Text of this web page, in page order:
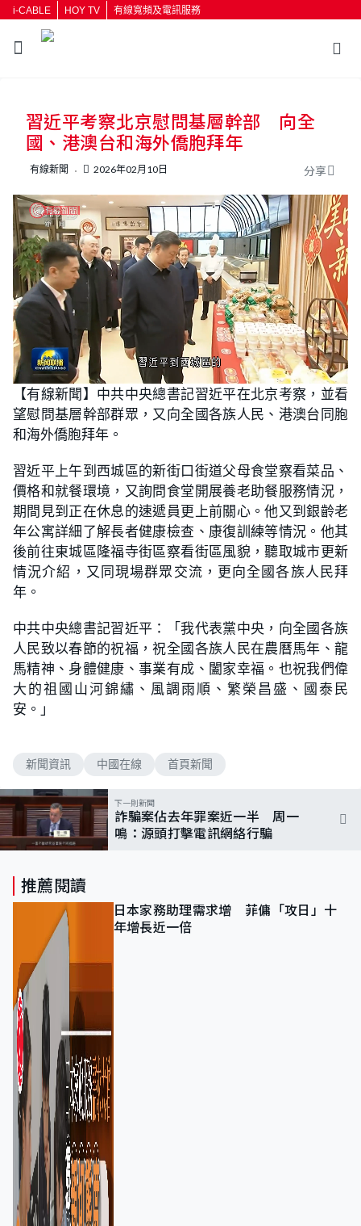
i-CABLE HOY TV 有線寬頻及電訊服務
按輸入鍵開始搜尋
習近平考察北京慰問基層幹部 向全
國、港澳台和海外僑胞拜年
有線新聞 2026年02月10日 分享
U
n
m
t
e
o
a
d
e
d
:
2
5
%
【有線新聞】中共中央總書記習近平在北京考察，並看
望慰問基層幹部群眾，又向全國各族人民、港澳台同胞
和海外僑胞拜年。
習近平上午到西城區的新街口街道父母食堂察看菜品、
價格和就餐環境，又詢問食堂開展養老助餐服務情況，
期間見到正在休息的速遞員更上前關心。他又到銀齡老
年公寓詳細了解長者健康檢查、康復訓練等情況。他其
後前往東城區隆福寺街區察看街區風貌，聽取城市更新
情況介紹，又同現場群眾交流，更向全國各族人民拜
年。
中共中央總書記習近平：「我代表黨中央，向全國各族
人民致以春節的祝福，祝全國各族人民在農曆馬年、龍
馬精神、身體健康、事業有成、闔家幸福。也祝我們偉
大的祖國山河錦繡、風調雨順、繁榮昌盛、國泰民
安。」
新聞資訊 中國在線 首頁新聞
下一則新聞
詐騙案佔去年罪案近一半 周一
鳴：源頭打擊電訊網絡行騙
推薦閱讀
日本家務助理需求增 菲傭「攻日」十
年增長近一倍